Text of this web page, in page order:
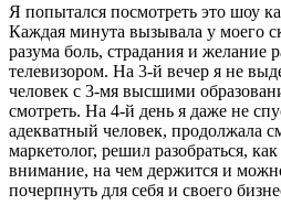
Я попытался посмотреть это шоу
Каждая минута вызывала у моего
разума боль, страдания и желание
телевизором. На 3-й вечер я не
человек с 3-мя высшими
смотреть. На 4-й день я даже не
адекватный человек, продолжала
маркетолог, решил разобраться,
внимание, на чем держится и
почерпнуть для себя и своего